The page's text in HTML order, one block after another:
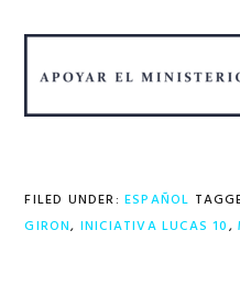
FILED UNDER: ESPAÑOL
GIRON, INICIATIVA LUCAS 10,